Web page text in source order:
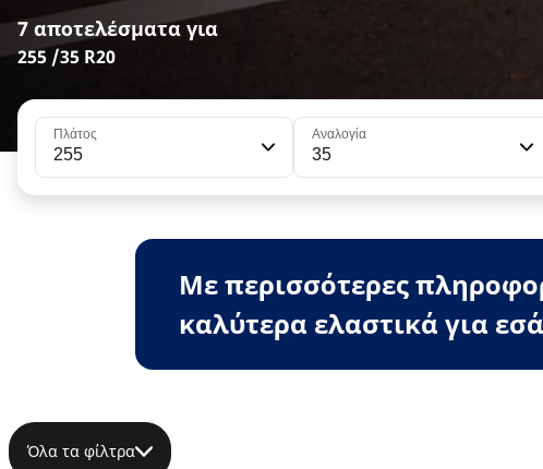
7 αποτελέσματα για
255 /35 R20
Πλάτος
255
Αναλογία
35
Με περισσότερες
καλύτερα ελαστικά για
Όλα τα φίλτρα